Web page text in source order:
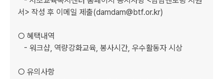
서> 작성 후 이메일 제출(damdam@btf.or.kr)
○ 혜택내역
○ 유의사항